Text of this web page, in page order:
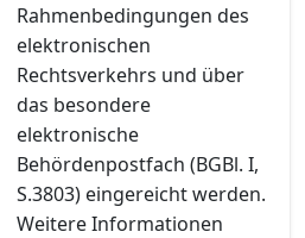
Rahmenbedingungen des
elektronischen
Rechtsverkehrs und über
das besondere
elektronische
Behördenpostfach (BGBl. I,
S.3803) eingereicht werden.
Weitere Informationen